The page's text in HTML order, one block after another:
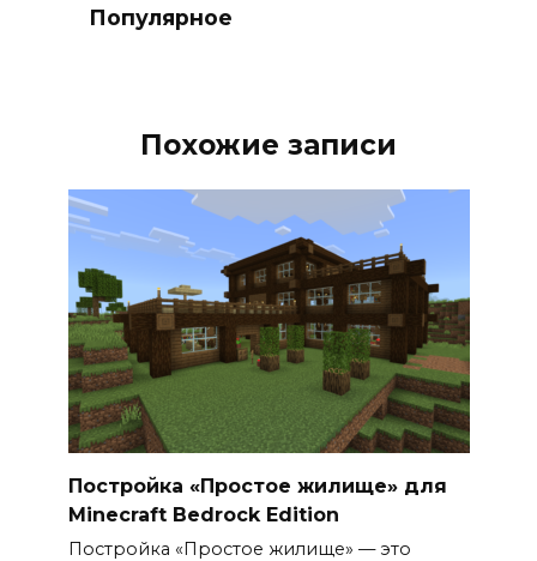
Популярное
Похожие записи
Постройка «Простое жилище» для
Minecraft Bedrock Edition
Постройка «Простое жилище» — это